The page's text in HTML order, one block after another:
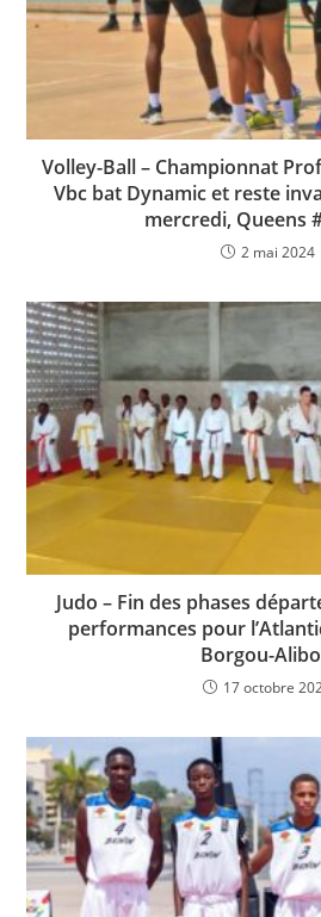
Volley-Ball – Championnat
Vbc bat Dynamic et reste
mercredi, Queens
2 mai 2024
Judo – Fin des phases
performances pour
Borgou-
17 octobre